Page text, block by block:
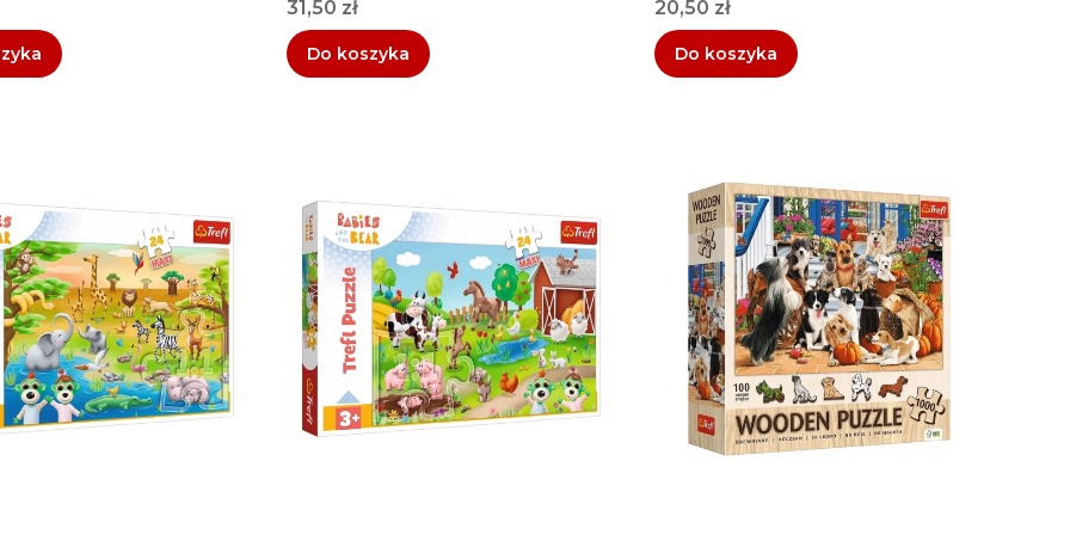
Cena
31,50 zł
Do koszyka
Cena
20,50 zł
Do koszyka